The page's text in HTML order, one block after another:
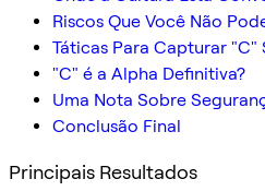
Riscos Que Você Não
Táticas Para Capturar "C"
"C" é a Alpha Definitiva?
Uma Nota Sobre
Conclusão Final
Principais Resultados